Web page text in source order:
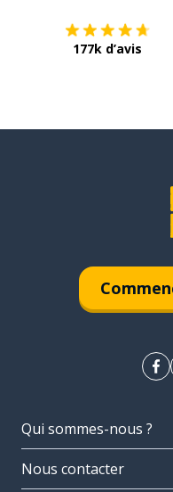
177k d’avis
Qui sommes-nous ?
Nous contacter